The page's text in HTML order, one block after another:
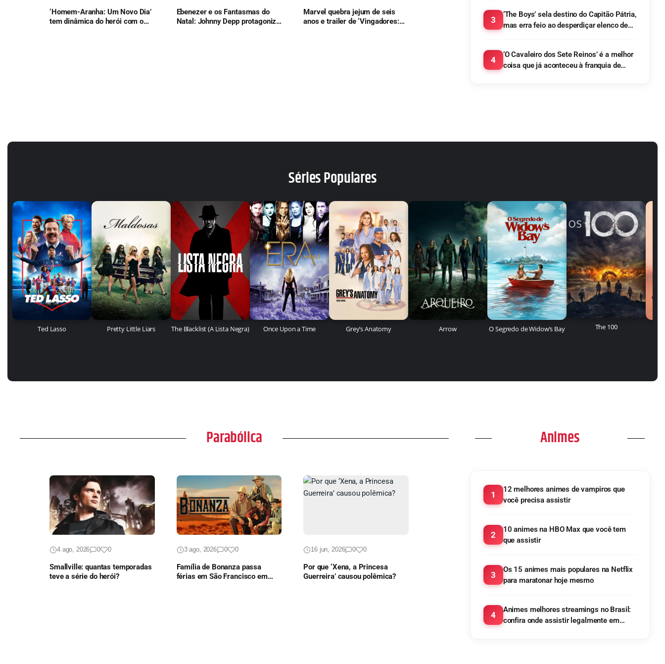
‘Homem-Aranha: Um Novo Dia’
tem dinâmica do herói com o
Ebenezer e os Fantasmas do
Natal: Johnny Depp protagoniza
Marvel quebra jejum de seis
anos e trailer de ‘Vingadores:
3
‘The Boys’ sela destino do Capitão Pátria,
mas erra feio ao desperdiçar elenco de
4
‘O Cavaleiro dos Sete Reinos’ é a melhor
coisa que já aconteceu à franquia de
Séries Populares
Ted Lasso Pretty Little Liars The Blacklist (A Lista Negra) Once Upon a Time Grey’s Anatomy Arrow O Segredo de Widow’s Bay The 100
Parabólica
4 ago, 2026 0 0
Smallville: quantas temporadas
teve a série do herói?
3 ago, 2026 0 0
Família de Bonanza passa
férias em São Francisco em
16 jun, 2026 0 0
Por que ‘Xena, a Princesa
Guerreira’ causou polêmica?
Animes
1
12 melhores animes de vampiros que
você precisa assistir
2
10 animes na HBO Max que você tem
que assistir
3
Os 15 animes mais populares na Netflix
para maratonar hoje mesmo
4
Animes melhores streamings no Brasil:
confira onde assistir legalmente em